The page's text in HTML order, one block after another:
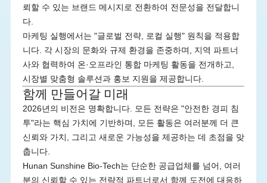
뢰할 수 있는 브랜드 메시지로 전환하여 전문성을 전달합니
다.
마케팅 실행에서는 "글로벌 전략, 로컬 실행" 원칙을 적용합
니다. 각 시장의 문화와 규제 환경을 존중하며, 지역 파트너
사와 협력하여 온·오프라인 통합 마케팅 활동을 전개하고,
시장별 맞춤형 솔루션과 홍보 지원을 제공합니다.
함께 만들어갈 미래
2026년의 비전은 명확합니다. 모든 전략은 "안전한 경피 침
투"라는 핵심 가치에 기반하며, 모든 활동은 여러분께 더 큰
신뢰와 가치, 그리고 새로운 가능성을 제공하는 데 초점을 맞
춥니다.
Hunan Sunshine Bio-Tech는 단순한 공급업체를 넘어, 여러
분의 신뢰할 수 있는 전략적 파트너로서 함께 도전에 대응하